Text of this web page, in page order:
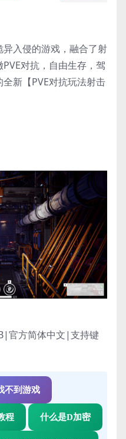
入侵的游戏，融合了射
对抗，自由生存，驾
新【PVE对抗玩法射击
官方简体中文|支持键
不到游戏
程 什么是D加密